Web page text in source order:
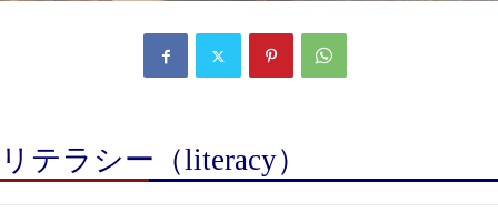
リテラシー（literacy）